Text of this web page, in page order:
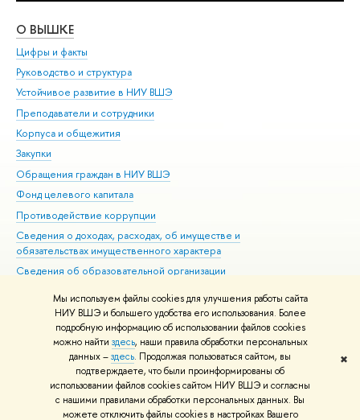
Мы используем файлы cookies для улучшения работы сайта
НИУ ВШЭ и большего удобства его использования. Более
подробную информацию об использовании файлов cookies
можно найти здесь, наши правила обработки персональных
данных –здесь. Продолжая пользоваться сайтом, вы
подтверждаете, что были проинформированы об
использовании файлов cookies сайтом НИУ ВШЭ и согласны
с нашими правилами обработки персональных данных. Вы
можете отключить файлы cookies в настройках Вашего
✖
О ВЫШКЕ
Цифры и факты
Руководство и структура
Устойчивое развитие в НИУ ВШЭ
Преподаватели и сотрудники
Корпуса и общежития
Закупки
Обращения граждан в НИУ ВШЭ
Фонд целевого капитала
Противодействие коррупции
Сведения о доходах, расходах, об имуществе и
обязательствах имущественного характера
Сведения об образовательной организации
Людям с ограниченными возможностями здоровья
Единая платежная страница
Работа в Вышке
© НИУ ВШЭ 1993–2026 Адреса и контакты Условия использования
материалов Политика конфиденциальности Карта сайта
Шрифты HSE Sans и HSE Slab разработаны вШколе дизайна НИУ ВШЭ